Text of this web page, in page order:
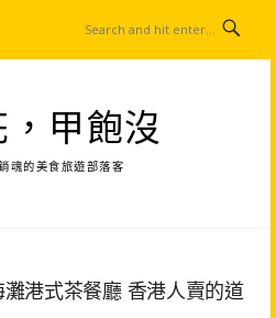
甲飽沒
魂的美食旅遊部落客
灘港式茶餐廳 香港人賣的道